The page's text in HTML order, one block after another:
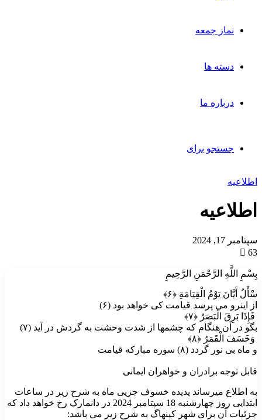
نماز جمعه
دسته ها
درباره ما
جستجو برای
اطلاعیه
اطلاعیه
سپتامبر 17, 2024
63
بِسْمِ اللَّهِ الرَّحْمَنِ الرَّحِيمِ
سْأَلُ أَيَّانَ يَوْمُ الْقِيَامَةِ ﴿۶﴾
از اين‏رو مى ‏پرسد قيامت كى خواهد بود (۶)
فَإِذَا بَرِقَ الْبَصَرُ ﴿۷﴾
بگو در آن هنگام كه چشمها از شدت وحشت به گردش در آيد (۷)
وَخَسَفَ الْقَمَرُ ﴿۸﴾
و ماه بى ‏نور گردد (۸) سوره مبارکه قیامت
قابل توجه برادران و خواهران ایمانی
به اطلاع میرساند پدیده خسوف جزیی ماه به شرح زیر در ساعات
ابتدایی روز چهارشنبه 18 سپتامبر 2024 در دانمارک رخ خواهد داد که
جزئیات آن برای شهر کپنهاگ به شرح زیر می باشد: